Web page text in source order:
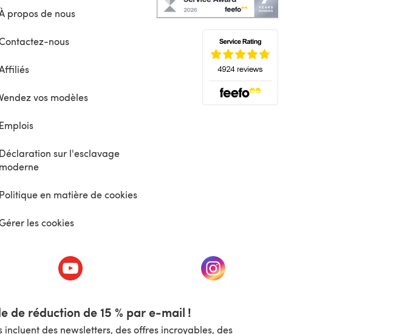
propos de nous
nous
vos modèles
Emplois
Déclaration sur l'esclavage
moderne
Politique en matière de cookies
les cookies
onglet) (s'ouvre dans un nouvel onglet) (s'ouvre dans un nouvel onglet)
de réduction de 15 % par e-mail !
des newsletters, des offres incroyables, des